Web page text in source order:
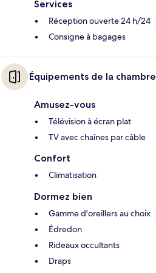
Services
Réception ouverte 24 h/24
Consigne à bagages
Équipements de la chambre
Amusez-vous
Télévision à écran plat
TV avec chaînes par câble
Confort
Climatisation
Dormez bien
Gamme d'oreillers au choix
Édredon
Rideaux occultants
Draps